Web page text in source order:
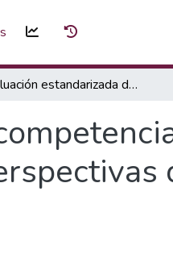
Evaluación estandarizada de competencias en El Salvador: Legado del modelo PAES y perspectivas de la prueba AVANZO